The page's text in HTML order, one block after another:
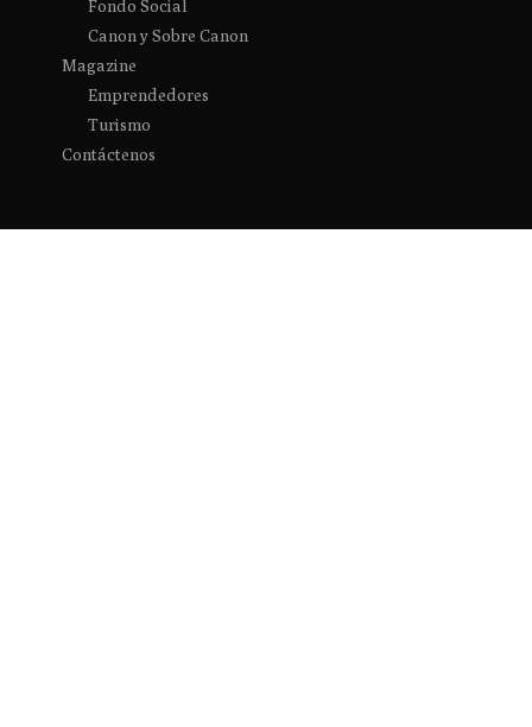
Fondo Social
Canon y Sobre Canon
Magazine
Emprendedores
Turismo
Contáctenos